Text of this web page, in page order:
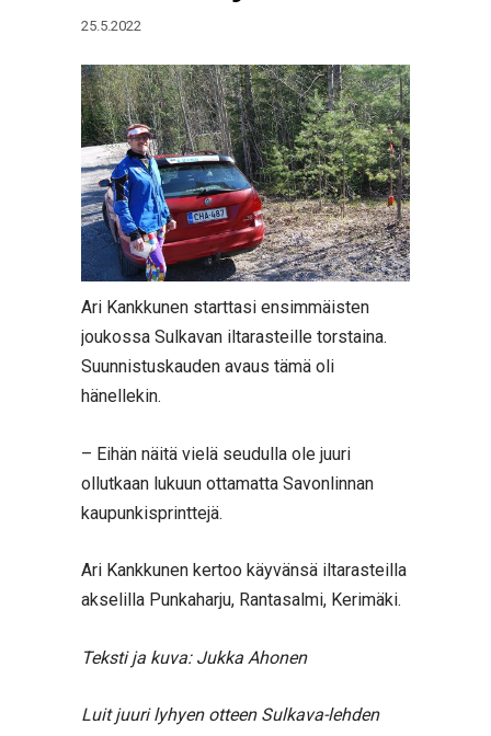
25.5.2022
Ari Kankkunen starttasi ensimmäisten
joukossa Sulkavan iltarasteille torstaina.
Suunnistuskauden avaus tämä oli
hänellekin.
– Eihän näitä vielä seudulla ole juuri
ollutkaan lukuun ottamatta Savonlinnan
kaupunkisprinttejä.
Ari Kankkunen kertoo käyvänsä iltarasteilla
akselilla Punkaharju, Rantasalmi, Kerimäki.
Teksti ja kuva: Jukka Ahonen
Luit juuri lyhyen otteen Sulkava-lehden